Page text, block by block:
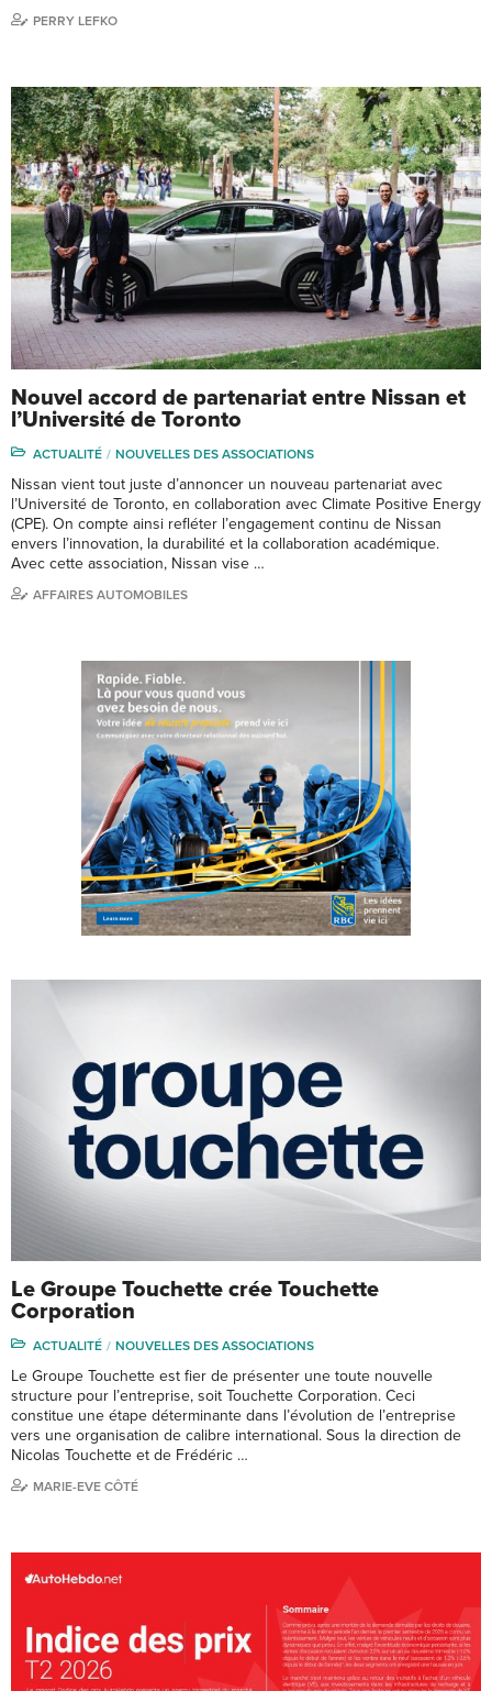
PERRY LEFKO
Nouvel accord de partenariat entre Nissan et
l’Université de Toronto
ACTUALITÉ NOUVELLES DES ASSOCIATIONS
Nissan vient tout juste d’annoncer un nouveau partenariat avec
l’Université de Toronto, en collaboration avec Climate Positive Energy
(CPE). On compte ainsi refléter l’engagement continu de Nissan
envers l’innovation, la durabilité et la collaboration académique.
Avec cette association, Nissan vise …
AFFAIRES AUTOMOBILES
Le Groupe Touchette crée Touchette
Corporation
ACTUALITÉ NOUVELLES DES ASSOCIATIONS
Le Groupe Touchette est fier de présenter une toute nouvelle
structure pour l’entreprise, soit Touchette Corporation. Ceci
constitue une étape déterminante dans l’évolution de l’entreprise
vers une organisation de calibre international. Sous la direction de
Nicolas Touchette et de Frédéric …
MARIE-EVE CÔTÉ